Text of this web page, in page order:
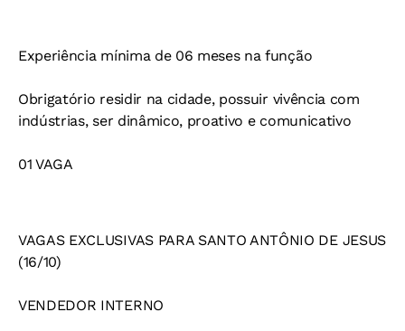
Experiência mínima de 06 meses na função
Obrigatório residir na cidade, possuir vivência com
indústrias, ser dinâmico, proativo e comunicativo
01 VAGA
VAGAS EXCLUSIVAS PARA SANTO ANTÔNIO DE JESUS
(16/10)
VENDEDOR INTERNO